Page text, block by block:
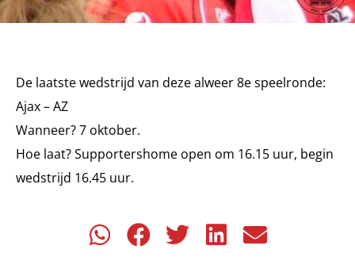
De laatste wedstrijd van deze alweer 8e speelronde:
Ajax – AZ
Wanneer? 7 oktober.
Hoe laat? Supportershome open om 16.15 uur, begin
wedstrijd 16.45 uur.